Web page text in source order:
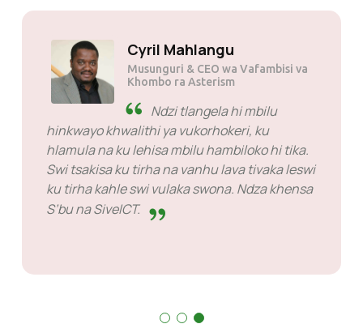
Solly Motsoane
Musunguri & CEO wa Mogen Pty
Ltd
SiveHost ka ha ri emahlweni
- SiveHost hi ntolovelo yi le
mahlweni ka goza naswona ngopfu-ngopfu yi
tiva timhaka ka ha ri emahlweni. Kuna ti case
tinwana laha ni bohekeke ku yimela nhlamulo
kambe sweswo a hi nchumu wo khoma eka
vona. Va ni vutshila eka leswi va swi endlaka.